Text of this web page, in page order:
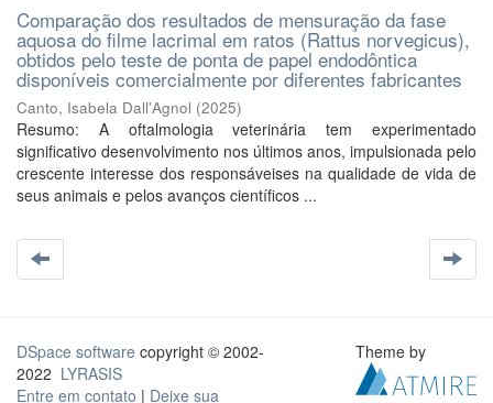
Comparação dos resultados de mensuração da fase
aquosa do filme lacrimal em ratos (Rattus norvegicus),
obtidos pelo teste de ponta de papel endodôntica
disponíveis comercialmente por diferentes fabricantes
Canto, Isabela Dall'Agnol (2025)
Resumo: A oftalmologia veterinária tem experimentado
significativo desenvolvimento nos últimos anos, impulsionada pelo
crescente interesse dos responsáveises na qualidade de vida de
seus animais e pelos avanços científicos ...
DSpace software copyright © 2002-
2022 LYRASIS
Entre em contato | Deixe sua
Theme by